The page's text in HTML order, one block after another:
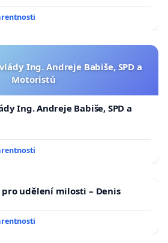
Ing. Andreje Babiše, SPD a
Motoristů
Ing. Andreje Babiše, SPD a
udělení milosti – Denis